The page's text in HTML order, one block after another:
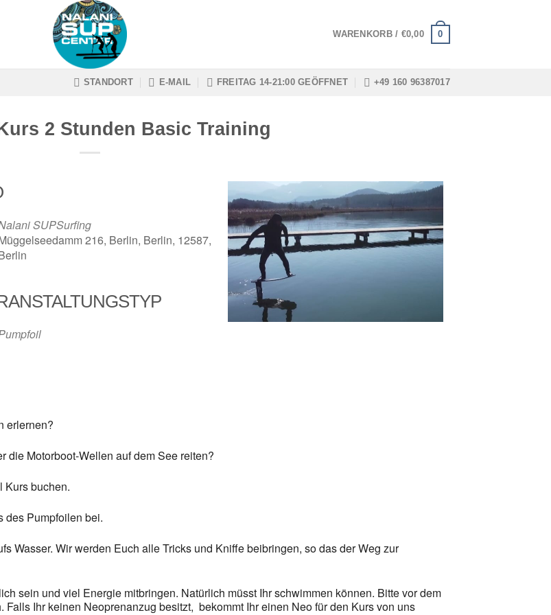
WARENKORB / €0,00 0
STANDORT E-MAIL FREITAG 14-21:00 GEÖFFNET +49 160 96387017
2 Stunden Basic Training
iCalendar
SUPSurfing
216, Berlin, Berlin, 12587,
erlernen?
die Motorboot-Wellen auf dem See reiten?
Kurs buchen.
des Pumpfoilen bei.
Wasser. Wir werden Euch alle Tricks und Kniffe beibringen, so das der Weg zur
sein und viel Energie mitbringen. Natürlich müsst Ihr schwimmen können. Bitte vor dem
Ihr keinen Neoprenanzug besitzt, bekommt Ihr einen Neo für den Kurs von uns